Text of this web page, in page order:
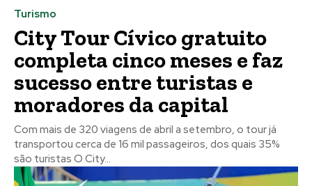
Turismo
City Tour Cívico gratuito
completa cinco meses e faz
sucesso entre turistas e
moradores da capital
Com mais de 320 viagens de abril a setembro, o tour já
transportou cerca de 16 mil passageiros, dos quais 35%
são turistas O City...